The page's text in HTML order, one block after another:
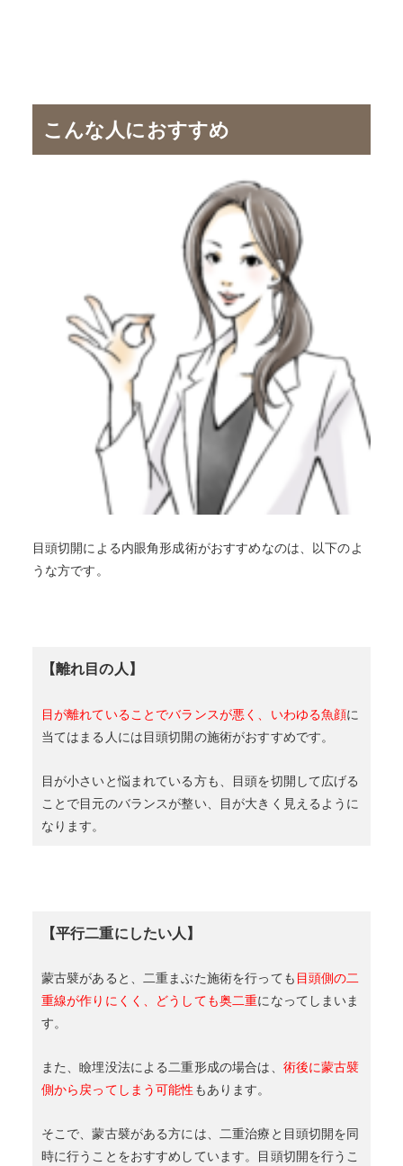
こんな人におすすめ
目頭切開による内眼角形成術がおすすめなのは、以下のよ
うな方です。
【離れ目の人】
目が離れていることでバランスが悪く、いわゆる魚顔に
当てはまる人には目頭切開の施術がおすすめです。
目が小さいと悩まれている方も、目頭を切開して広げる
ことで目元のバランスが整い、目が大きく見えるように
なります。
【平行二重にしたい人】
蒙古襞があると、二重まぶた施術を行っても 目頭側の二
重線が作りにくく、どうしても奥二重になってしまいま
す。
また、瞼埋没法による二重形成の場合は、 術後に蒙古襞
側から戻ってしまう可能性 もあります。
そこで、蒙古襞がある方には、二重治療と目頭切開を同
時に行うことをおすすめしています。目頭切開を行うこ